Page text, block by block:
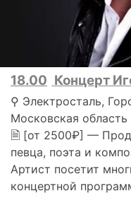
18.00 Концерт
⚲ Электросталь,
Московская область
🗎 [от 2500₽] —
певца, поэта и
Артист посетит
концертной